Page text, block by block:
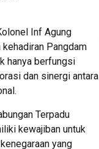
Inf Agung
kehadiran Pangdam
hanya berfungsi
dan sinergi antara
Terpadu
kewajiban untuk
yang